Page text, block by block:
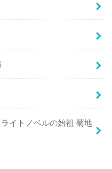
イトノベルの始祖 菊地